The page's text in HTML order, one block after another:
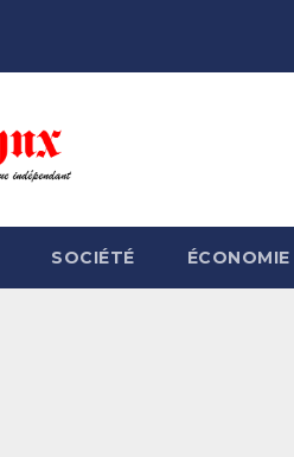
SOCIÉTÉ ÉCONOMIE